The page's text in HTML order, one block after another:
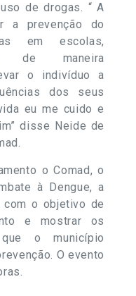
de drogas. “ A
a prevenção do
em escolas,
de maneira
o indivíduo a
dos seus
eu me cuido e
disse Neide de
o Comad, o
à Dengue, a
com o objetivo de
e mostrar os
o município
O evento